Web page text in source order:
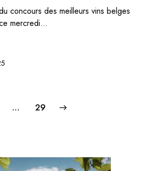
concours des meilleurs vins belges
mercredi…
… 29
>